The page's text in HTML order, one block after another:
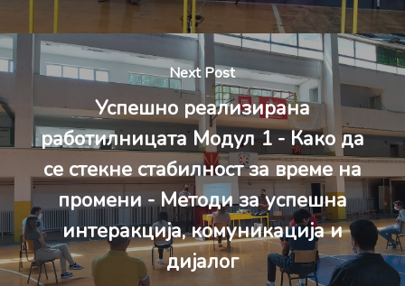
Next Post
Успешно реализирана
работилницата Модул 1 - Како да
се стекне стабилност за време на
промени - Методи за успешна
интеракција, комуникација и
дијалог